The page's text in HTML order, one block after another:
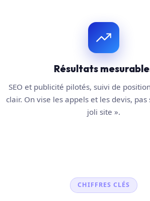
Résultats
SEO et publicité pilotés, suivi de
clair. On vise les appels et les devis,
joli site ».
CHIFFRES CLÉS